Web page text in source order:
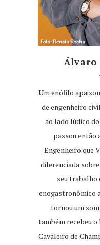
Álvaro
Um enófilo
de engenheiro
ao lado lúdico
passou então
Engenheiro que
diferenciada
seu trabalho
enogastronômico
tornou um
também recebeu
Cavaleiro de